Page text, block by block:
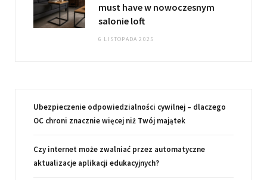
must have w nowoczesnym
salonie loft
6 LISTOPADA 2025
Ubezpieczenie odpowiedzialności cywilnej – dlaczego
OC chroni znacznie więcej niż Twój majątek
Czy internet może zwalniać przez automatyczne
aktualizacje aplikacji edukacyjnych?